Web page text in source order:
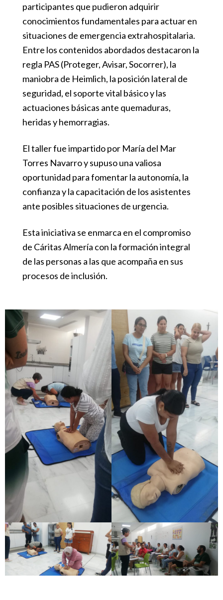
participantes que pudieron adquirir
conocimientos fundamentales para actuar en
situaciones de emergencia extrahospitalaria.
Entre los contenidos abordados destacaron la
regla PAS (Proteger, Avisar, Socorrer), la
maniobra de Heimlich, la posición lateral de
seguridad, el soporte vital básico y las
actuaciones básicas ante quemaduras,
heridas y hemorragias.
El taller fue impartido por María del Mar
Torres Navarro y supuso una valiosa
oportunidad para fomentar la autonomía, la
confianza y la capacitación de los asistentes
ante posibles situaciones de urgencia.
Esta iniciativa se enmarca en el compromiso
de Cáritas Almería con la formación integral
de las personas a las que acompaña en sus
procesos de inclusión.